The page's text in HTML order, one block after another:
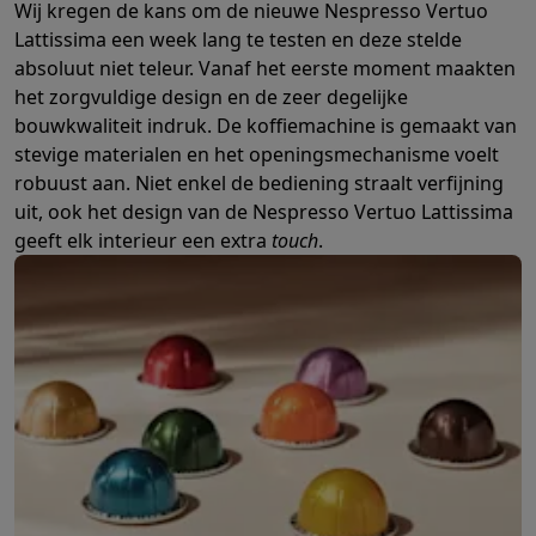
Refurbished
Refurbished smartphonesRefurbished tabletsRefurbished
Huishouden
Wasmachines met ecochequesDroogkasten met ecocheques
Kleine keukentoestellen
Kleine keukentoestellen met ecochequesKoffiemachines met
Grote keukentoestellen
Vaatwassers met ecocheques Koelkasten met ecocheques
Airco
TV & audio
TV met ecocheques Bluetooth speakers met ecocheques
Multimedia & telefonie
Smartphones met ecocheques Tablets met ecocheques
Transport
Elektrische steps met ecocheques
Eco initiatieven
Energie besparen Recycleer je oud elektro
Wij kregen de kans om de nieuwe Nespresso Vertuo
Lattissima een week lang te testen en deze stelde
absoluut niet teleur. Vanaf het eerste moment maakten
het zorgvuldige design en de zeer degelijke
bouwkwaliteit indruk. De koffiemachine is gemaakt van
stevige materialen en het openingsmechanisme voelt
robuust aan. Niet enkel de bediening straalt verfijning
uit, ook het design van de Nespresso Vertuo Lattissima
geeft elk interieur een extra touch.